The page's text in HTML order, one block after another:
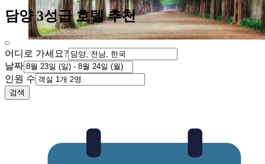
담양 3성급 호텔 추천
어디로 가세요?
날짜
인원 수
검색